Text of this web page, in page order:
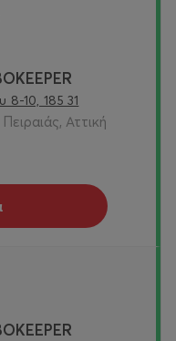
8-10, 185 31
Αττική